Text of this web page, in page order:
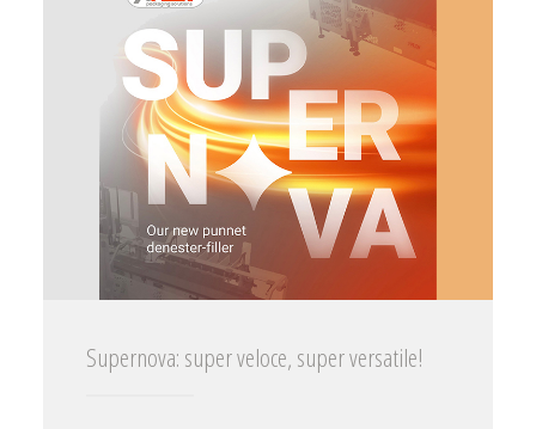
Supernova: super veloce, super versatile!